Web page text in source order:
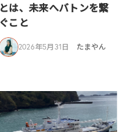
とは、未来へバトンを繋
ぐこと
2026年5月31日 たまやん